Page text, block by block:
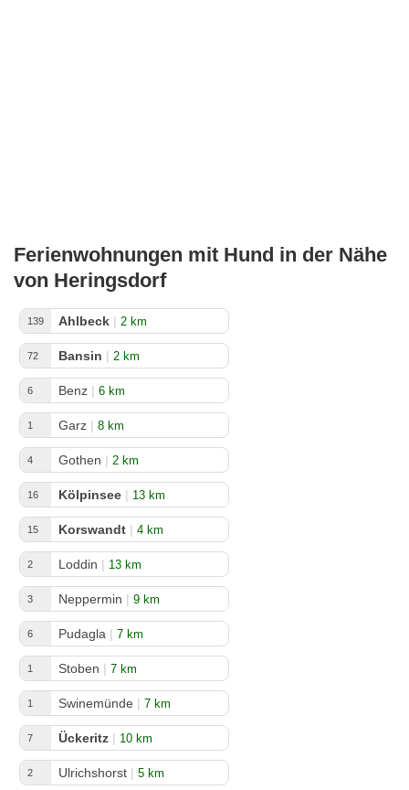
Ferienwohnungen mit Hund in der Nähe
von Heringsdorf
139 Ahlbeck | 2 km
72 Bansin | 2 km
6 Benz | 6 km
1 Garz | 8 km
4 Gothen | 2 km
16 Kölpinsee | 13 km
15 Korswandt | 4 km
2 Loddin | 13 km
3 Neppermin | 9 km
6 Pudagla | 7 km
1 Stoben | 7 km
1 Swinemünde | 7 km
7 Ückeritz | 10 km
2 Ulrichshorst | 5 km